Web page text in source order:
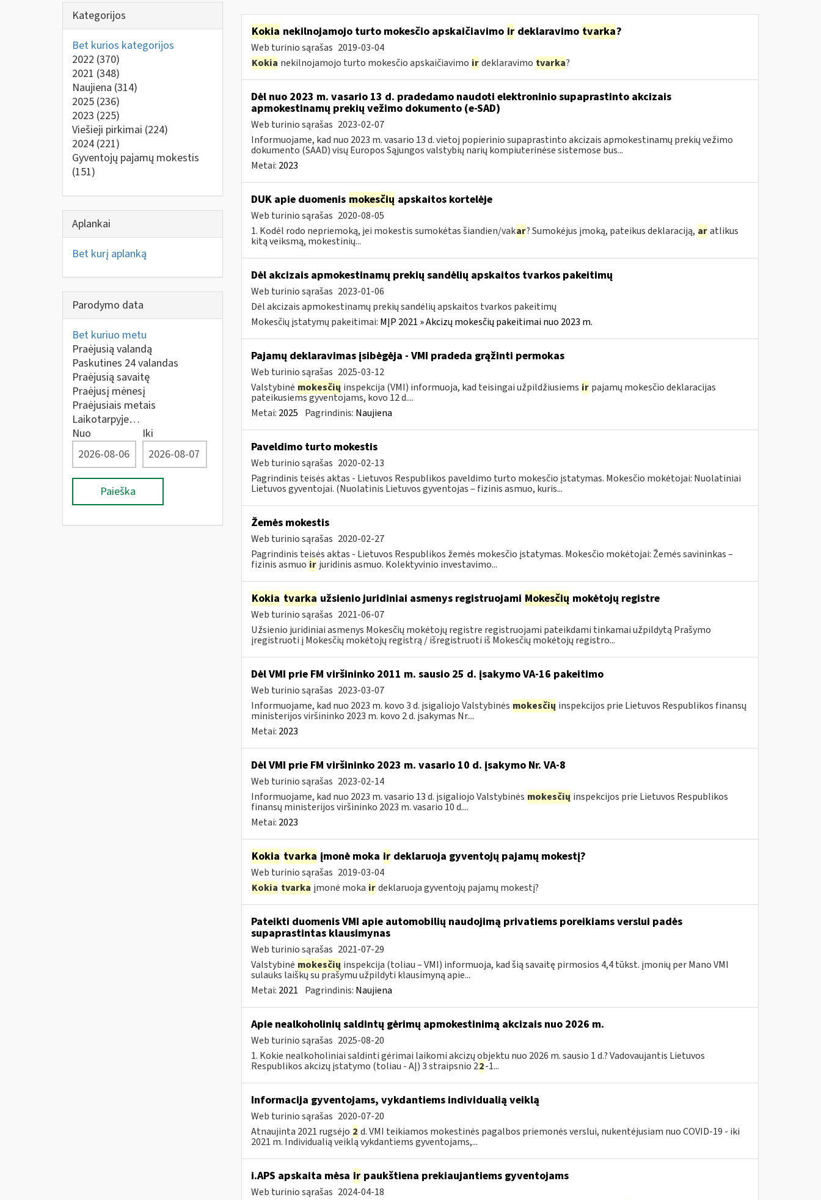
Kategorijos
Bet kurios kategorijos
2022 (370)
2021 (348)
Naujiena (314)
2025 (236)
2023 (225)
Viešieji pirkimai (224)
2024 (221)
Gyventojų pajamų mokestis
(151)
Aplankai
Bet kurį aplanką
Parodymo data
Bet kuriuo metu
Praėjusią valandą
Paskutines 24 valandas
Praėjusią savaitę
Praėjusį mėnesį
Praėjusiais metais
Laikotarpyje…
Nuo
Iki
Paieška
Kokia nekilnojamojo turto mokesčio apskaičiavimo irdeklaravimo tvarka?
Web turinio sąrašas 2019-03-04
Kokia nekilnojamojo turto mokesčio apskaičiavimo ir deklaravimo tvarka?
Dėl nuo 2023 m. vasario 13 d. pradedamo naudoti elektroninio supaprastinto akcizais
apmokestinamų prekių vežimo dokumento (e-SAD)
Web turinio sąrašas 2023-02-07
Informuojame, kad nuo 2023 m. vasario 13 d. vietoj popierinio supaprastinto akcizais apmokestinamų prekių vežimo
dokumento (SAAD) visų Europos Sąjungos valstybių narių kompiuterinėse sistemose bus...
Metai: 2023
DUK apie duomenis mokesčių apskaitos kortelėje
Web turinio sąrašas 2020-08-05
1. Kodėl rodo nepriemoką, jei mokestis sumokėtas šiandien/vakar? Sumokėjus įmoką, pateikus deklaraciją, ar atlikus
kitą veiksmą, mokestinių...
Dėl akcizais apmokestinamų prekių sandėlių apskaitos tvarkos pakeitimų
Web turinio sąrašas 2023-01-06
Dėl akcizais apmokestinamų prekių sandėlių apskaitos tvarkos pakeitimų
Mokesčių įstatymų pakeitimai: MĮP 2021 » Akcizų mokesčių pakeitimai nuo 2023 m.
Pajamų deklaravimas įsibėgėja - VMI pradeda grąžinti permokas
Web turinio sąrašas 2025-03-12
Valstybinė mokesčių inspekcija (VMI) informuoja, kad teisingai užpildžiusiems ir pajamų mokesčio deklaracijas
pateikusiems gyventojams, kovo 12 d....
Metai: 2025 Pagrindinis: Naujiena
Paveldimo turto mokestis
Web turinio sąrašas 2020-02-13
Pagrindinis teisės aktas - Lietuvos Respublikos paveldimo turto mokesčio įstatymas. Mokesčio mokėtojai: Nuolatiniai
Lietuvos gyventojai. (Nuolatinis Lietuvos gyventojas – fizinis asmuo, kuris...
Žemės mokestis
Web turinio sąrašas 2020-02-27
Pagrindinis teisės aktas - Lietuvos Respublikos žemės mokesčio įstatymas. Mokesčio mokėtojai: Žemės savininkas –
fizinis asmuo ir juridinis asmuo. Kolektyvinio investavimo...
Kokia tvarka užsienio juridiniai asmenys registruojami Mokesčių mokėtojų registre
Web turinio sąrašas 2021-06-07
Užsienio juridiniai asmenys Mokesčių mokėtojų registre registruojami pateikdami tinkamai užpildytą Prašymo
įregistruoti į Mokesčių mokėtojų registrą / išregistruoti iš Mokesčių mokėtojų registro...
Dėl VMI prie FM viršininko 2011 m. sausio 25 d. įsakymo VA-16 pakeitimo
Web turinio sąrašas 2023-03-07
Informuojame, kad nuo 2023 m. kovo 3 d. įsigaliojo Valstybinės mokesčių inspekcijos prie Lietuvos Respublikos finansų
ministerijos viršininko 2023 m. kovo 2 d. įsakymas Nr....
Metai: 2023
Dėl VMI prie FM viršininko 2023 m. vasario 10 d. įsakymo Nr. VA-8
Web turinio sąrašas 2023-02-14
Informuojame, kad nuo 2023 m. vasario 13 d. įsigaliojo Valstybinės mokesčių inspekcijos prie Lietuvos Respublikos
finansų ministerijos viršininko 2023 m. vasario 10 d....
Metai: 2023
Kokia tvarka įmonė moka irdeklaruoja gyventojų pajamų mokestį?
Web turinio sąrašas 2019-03-04
Kokia tvarka įmonė moka ir deklaruoja gyventojų pajamų mokestį?
Pateikti duomenis VMI apie automobilių naudojimą privatiems poreikiams verslui padės
supaprastintas klausimynas
Web turinio sąrašas 2021-07-29
Valstybinė mokesčių inspekcija (toliau – VMI) informuoja, kad šią savaitę pirmosios 4,4 tūkst. įmonių per Mano VMI
sulauks laiškų su prašymu užpildyti klausimyną apie...
Metai: 2021 Pagrindinis: Naujiena
Apie nealkoholinių saldintų gėrimų apmokestinimą akcizais nuo 2026 m.
Web turinio sąrašas 2025-08-20
1. Kokie nealkoholiniai saldinti gėrimai laikomi akcizų objektu nuo 2026 m. sausio 1 d.? Vadovaujantis Lietuvos
Respublikos akcizų įstatymo (toliau - AĮ) 3 straipsnio 22-1...
Informacija gyventojams, vykdantiems individualią veiklą
Web turinio sąrašas 2020-07-20
Atnaujinta 2021 rugsėjo 2 d. VMI teikiamos mokestinės pagalbos priemonės verslui, nukentėjusiam nuo COVID-19 - iki
2021 m. Individualią veiklą vykdantiems gyventojams,...
i.APS apskaita mėsa irpaukštiena prekiaujantiems gyventojams
Web turinio sąrašas 2024-04-18